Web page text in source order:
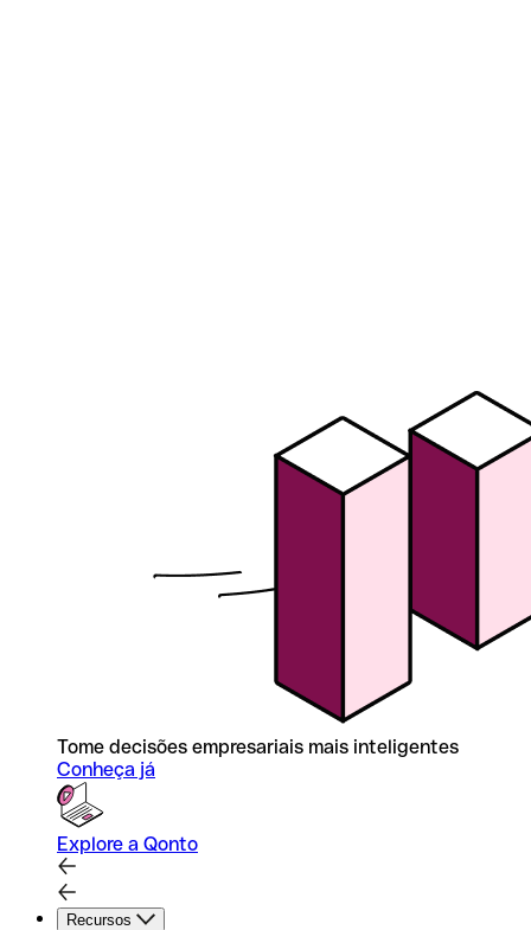
Tome decisões empresariais mais inteligentes
Conheça já
Explore a Qonto
Recursos